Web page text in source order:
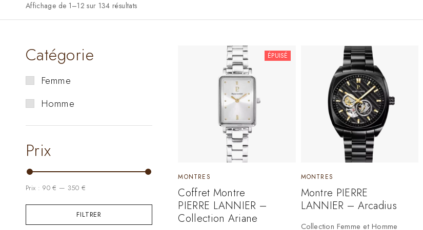
Affichage de 1–12 sur 134 résultats
Catégorie
Femme
Homme
Prix
FILTRER
Prix : 90 € — 350 €
ÉPUISÉ
MONTRES
Coffret Montre
PIERRE LANNIER –
Collection Ariane
MONTRES
Montre PIERRE
LANNIER – Arcadius
Collection Femme et Homme